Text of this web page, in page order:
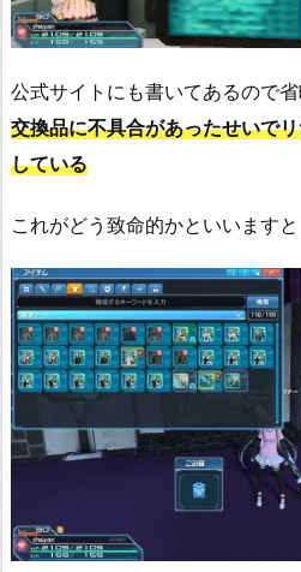
公式サイトにも書いてあるので
交換品に不具合があったせいで
している
これがどう致命的かといいますと